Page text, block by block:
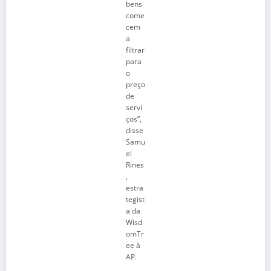
bens
come
cem
a
filtrar
para
o
preço
de
servi
ços”,
disse
Samu
el
Rines
,
estra
tegist
a da
Wisd
omTr
ee à
AP.